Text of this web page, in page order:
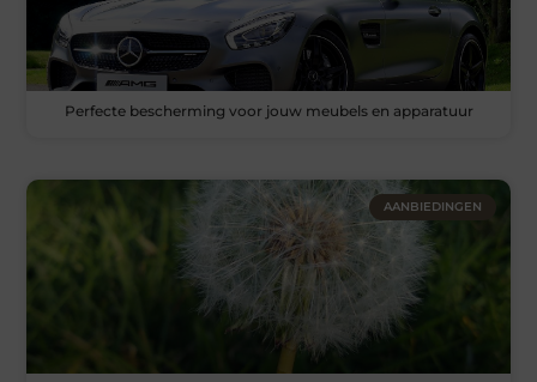
Perfecte bescherming voor jouw meubels en apparatuur
AANBIEDINGEN